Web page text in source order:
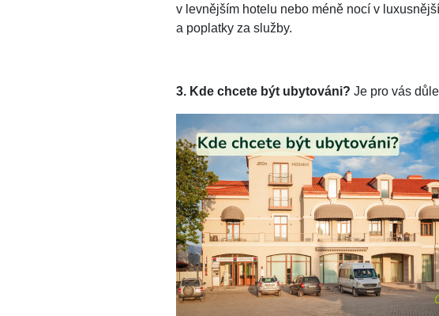
v levnějším hotelu nebo méně nocí v
a poplatky za služby.
3. Kde chcete být ubytováni? Je pro vás